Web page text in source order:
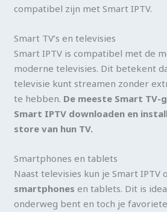
compatibel zijn met Smart IPTV.
Smart TV’s en televisies
Smart IPTV is compatibel met de
moderne televisies. Dit betekent
televisie kunt streamen zonder
te hebben. De meeste Smart TV-
Smart IPTV downloaden en
store van hun TV.
Smartphones en tablets
Naast televisies kun je Smart IPTV
smartphones en tablets. Dit is
onderweg bent en toch je